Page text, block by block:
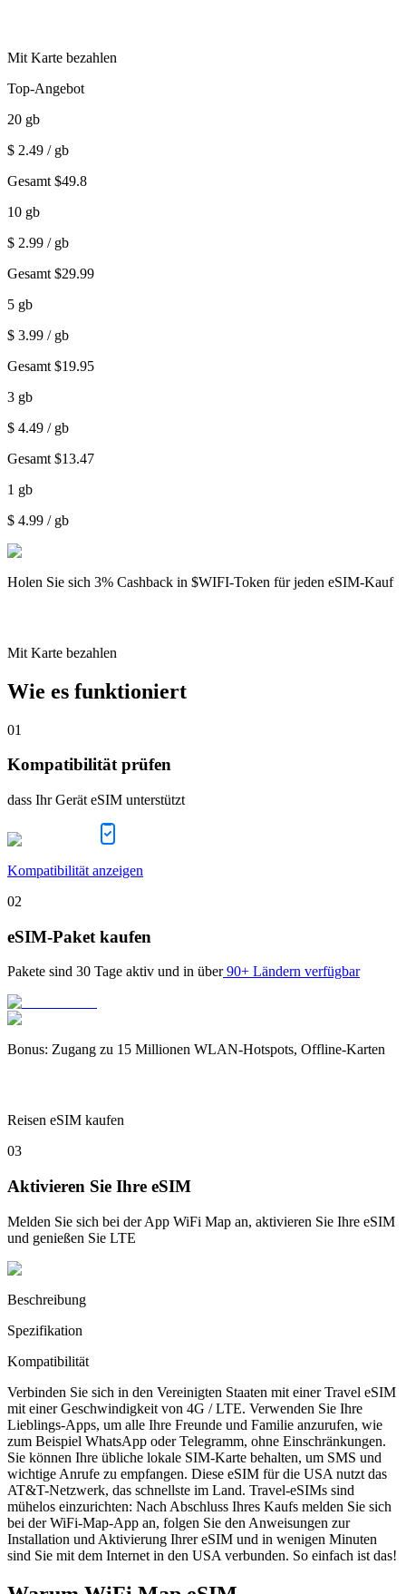
Mit Karte bezahlen
Top-Angebot
20 gb
$ 2.49 / gb
Gesamt $49.8
10 gb
$ 2.99 / gb
Gesamt $29.99
5 gb
$ 3.99 / gb
Gesamt $19.95
3 gb
$ 4.49 / gb
Gesamt $13.47
1 gb
$ 4.99 / gb
Holen Sie sich 3% Cashback in $WIFI-Token für jeden eSIM-Kauf
Mit Karte bezahlen
Wie es funktioniert
01
Kompatibilität prüfen
dass Ihr Gerät eSIM unterstützt
Kompatibilität anzeigen
02
eSIM-Paket kaufen
Pakete sind 30 Tage aktiv und in über 90+ Ländern verfügbar
Bonus: Zugang zu 15 Millionen WLAN-Hotspots, Offline-Karten
Reisen eSIM kaufen
03
Aktivieren Sie Ihre eSIM
Melden Sie sich bei der App WiFi Map an, aktivieren Sie Ihre eSIM
und genießen Sie LTE
Beschreibung
Spezifikation
Kompatibilität
Verbinden Sie sich in den Vereinigten Staaten mit einer Travel eSIM
mit einer Geschwindigkeit von 4G / LTE. Verwenden Sie Ihre
Lieblings-Apps, um alle Ihre Freunde und Familie anzurufen, wie
zum Beispiel WhatsApp oder Telegramm, ohne Einschränkungen.
Sie können Ihre übliche lokale SIM-Karte behalten, um SMS und
wichtige Anrufe zu empfangen. Diese eSIM für die USA nutzt das
AT&T-Netzwerk, das schnellste im Land. Travel-eSIMs sind
mühelos einzurichten: Nach Abschluss Ihres Kaufs melden Sie sich
bei der WiFi-Map-App an, folgen Sie den Anweisungen zur
Installation und Aktivierung Ihrer eSIM und in wenigen Minuten
sind Sie mit dem Internet in den USA verbunden. So einfach ist das!